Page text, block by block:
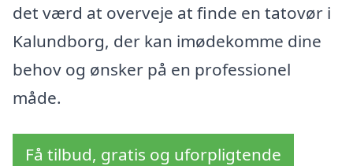
det værd at overveje at finde en tatovør i
Kalundborg, der kan imødekomme dine
behov og ønsker på en professionel
måde.
Få tilbud, gratis og uforpligtende